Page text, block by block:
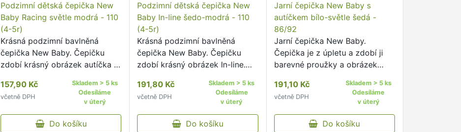
Podzimní dětská čepička New
Baby Racing světle modrá - 110
(4-5r)
Krásná podzimní bavlněná
čepička New Baby. Čepičku
zdobí krásný obrázek autíčka s
ušitá z prodyšného materiálu,
proto je vhodná pro podzimní
dny.
157,90 Kč
včetně DPH
Skladem > 5 ks
Odesíláme
v úterý
Do košíku
Podzimní dětská čepička New
Baby In-line šedo-modrá - 110
(4-5r)
Krásná podzimní bavlněná
čepička New Baby. Čepičku
zdobí krásný obrázek In-line.
materiálu, proto je vhodná pro
podzimní dny.
191,80 Kč
včetně DPH
Skladem > 5 ks
Odesíláme
v úterý
Do košíku
Jarní čepička New Baby s
autíčkem bílo-světle šedá -
86/92
Jarní čepička New Baby.
Čepička je z úpletu a zdobí ji
barevné proužky a obrázek
prodyšného materiálu, proto je
vhodná pro jarní i podzimní dny.
191,10 Kč
včetně DPH
Skladem > 5 ks
Odesíláme
v úterý
Do košíku